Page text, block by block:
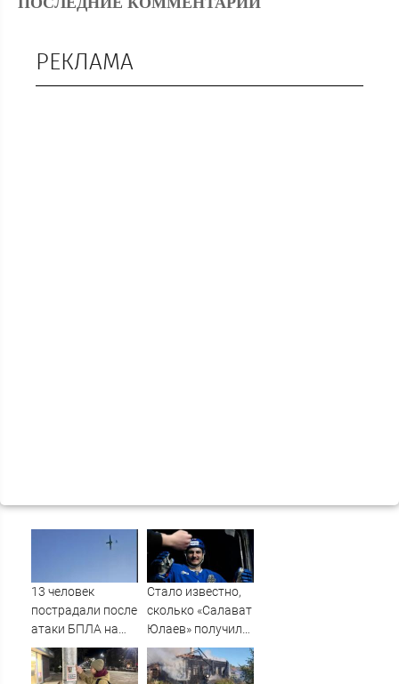
РЕКЛАМА
13 человек
пострадали после
атаки БПЛА на
российский город
Стало известно,
сколько «Салават
Юлаев» получил
от СКА в сделке
по Бландиси